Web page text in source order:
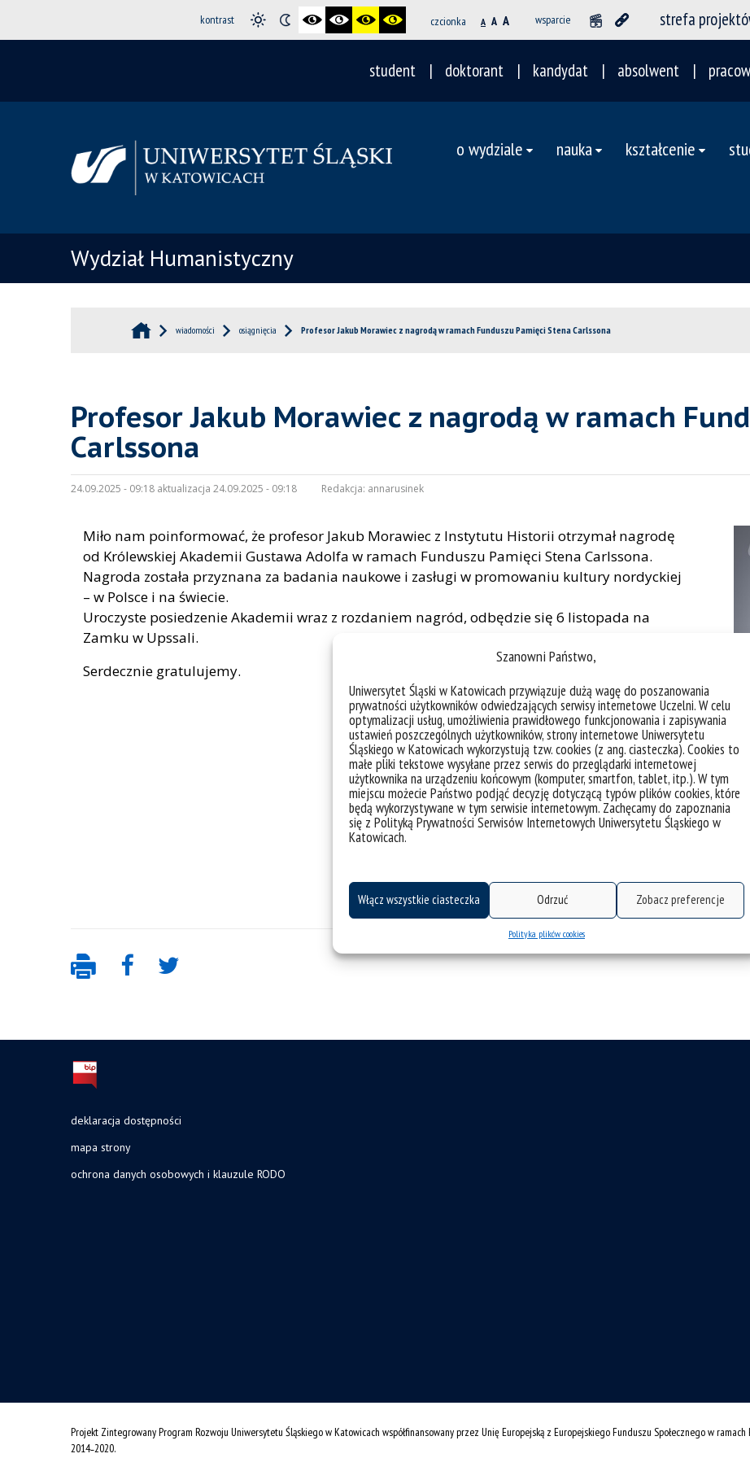
Szanowni Państwo,
Uniwersytet Śląski w Katowicach przywiązuje dużą wagę do poszanowania
prywatności użytkowników odwiedzających serwisy internetowe Uczelni. W celu
optymalizacji usług, umożliwienia prawidłowego funkcjonowania i zapisywania
ustawień poszczególnych użytkowników, strony internetowe Uniwersytetu
Śląskiego w Katowicach wykorzystują tzw. cookies (z ang. ciasteczka). Cookies to
małe pliki tekstowe wysyłane przez serwis do przeglądarki internetowej
użytkownika na urządzeniu końcowym (komputer, smartfon, tablet, itp.). W tym
miejscu możecie Państwo podjąć decyzję dotyczącą typów plików cookies, które
będą wykorzystywane w tym serwisie internetowym. Zachęcamy do zapoznania
się z Polityką Prywatności Serwisów Internetowych Uniwersytetu Śląskiego w
Katowicach.
Włącz wszystkie ciasteczka Odrzuć Zobacz preferencje
Polityka plików cookies
kontrast czcionka A A A wsparcie strefa
student doktorant kandydat absolwent
o wydziale nauka kształcenie
Wydział Humanistyczny
wiadomości osiągnięcia Profesor Jakub Morawiec z nagrodą w ramach Funduszu Pamięci Stena Carlssona
Profesor Jakub Morawiec z nagrodą w ramach
Carlssona
24.09.2025 - 09:18 aktualizacja 24.09.2025 - 09:18 Redakcja: annarusinek
Miło nam poinformować, że profesor Jakub Morawiec z Instytutu Historii otrzymał nagrodę
od Królewskiej Akademii Gustawa Adolfa w ramach Funduszu Pamięci Stena Carlssona.
Nagroda została przyznana za badania naukowe i zasługi w promowaniu kultury nordyckiej
– w Polsce i na świecie.
Uroczyste posiedzenie Akademii wraz z rozdaniem nagród, odbędzie się 6 listopada na
Zamku w Upssali.
Serdecznie gratulujemy.
deklaracja dostępności
mapa strony
ochrona danych osobowych i klauzule RODO
Projekt Zintegrowany Program Rozwoju Uniwersytetu Śląskiego w Katowicach współfinansowany przez Unię Europejską z Europejskiego Funduszu Społecznego w
2014˗2020.